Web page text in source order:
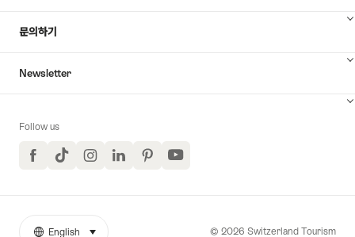
문의하기
Newsletter
Follow us
FacebookTikTokInstagramLinkedInPinterestYouTube
© 2026 Switzerland Tourism
English select (click to display)